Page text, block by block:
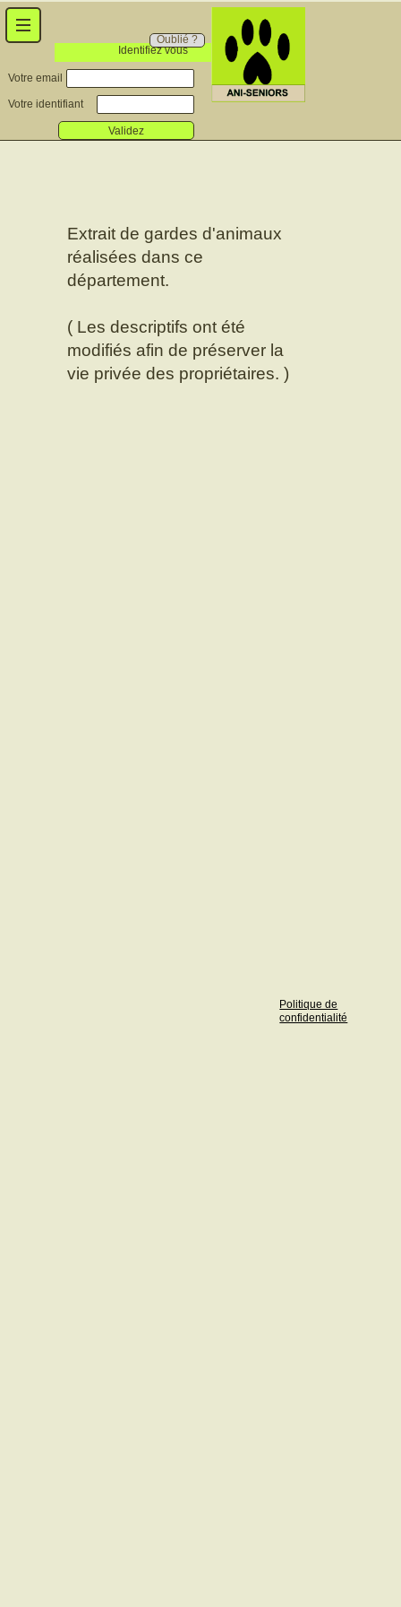
Identifiez vous
Oublié ?
Votre email
Votre identifiant
Validez
Extrait de gardes d'animaux
réalisées dans ce
département.
( Les descriptifs ont été
modifiés afin de préserver la
vie privée des propriétaires. )
Politique de
confidentialité